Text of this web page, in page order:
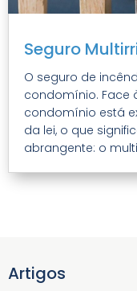
Seguro
O seguro de
condomínio. Face
condomínio está
da lei, o que
abrangente: o
Artigos